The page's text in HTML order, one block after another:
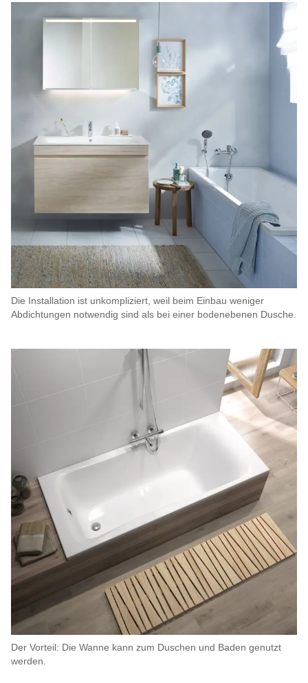
Die Installation ist unkompliziert, weil beim Einbau weniger
Abdichtungen notwendig sind als bei einer bodenebenen Dusche.
Der Vorteil: Die Wanne kann zum Duschen und Baden genutzt
werden.